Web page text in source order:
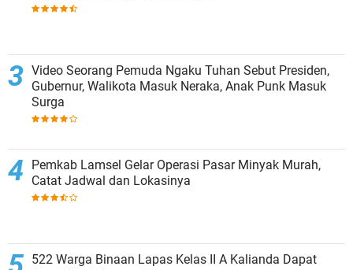
Video Seorang Pemuda Ngaku Tuhan Sebut Presiden,
Gubernur, Walikota Masuk Neraka, Anak Punk Masuk
Surga
Pemkab Lamsel Gelar Operasi Pasar Minyak Murah,
Catat Jadwal dan Lokasinya
522 Warga Binaan Lapas Kelas II A Kalianda Dapat